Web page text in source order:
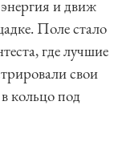
и движ
Поле стало
где лучшие
свои
кольцо под